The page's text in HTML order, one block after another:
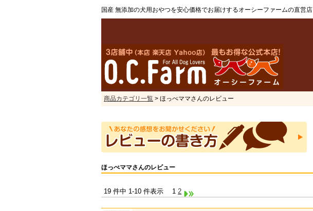
国産 無添加の犬用おやつを安心価格でお届けするオーシーファームの直営店
商品カテゴリ一覧 > ほっぺママさんのレビュー
ほっぺママさんのレビュー
19 件中 1-10 件表示 1 2